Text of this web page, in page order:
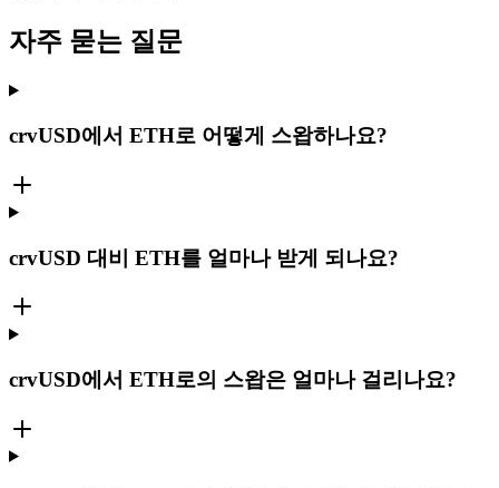
자주 묻는 질문
crvUSD에서 ETH로 어떻게 스왑하나요?
crvUSD 대비 ETH를 얼마나 받게 되나요?
crvUSD에서 ETH로의 스왑은 얼마나 걸리나요?